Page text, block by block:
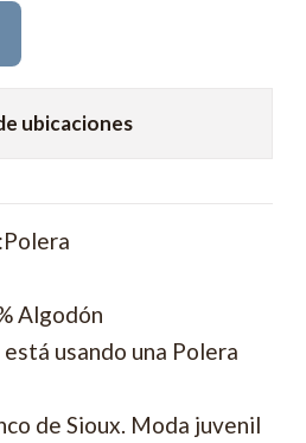
ubicaciones
Algodón
usando una Polera
de Sioux. Moda juvenil